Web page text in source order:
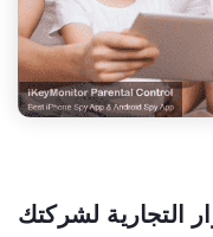
التجارية لشركتك